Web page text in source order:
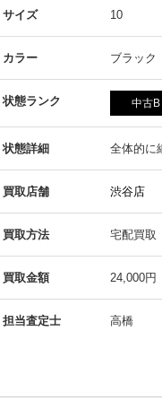
サイズ 10
カラー ブラック
状態ランク 中古B
状態詳細 全体的に
買取店舗 渋谷店
買取方法 宅配買取
買取金額 24,000円
担当査定士 高橋